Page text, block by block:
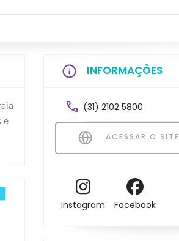
e
INFORMAÇÕES
(31) 2102 5800
ACESSAR O SITE
Instagram Facebook